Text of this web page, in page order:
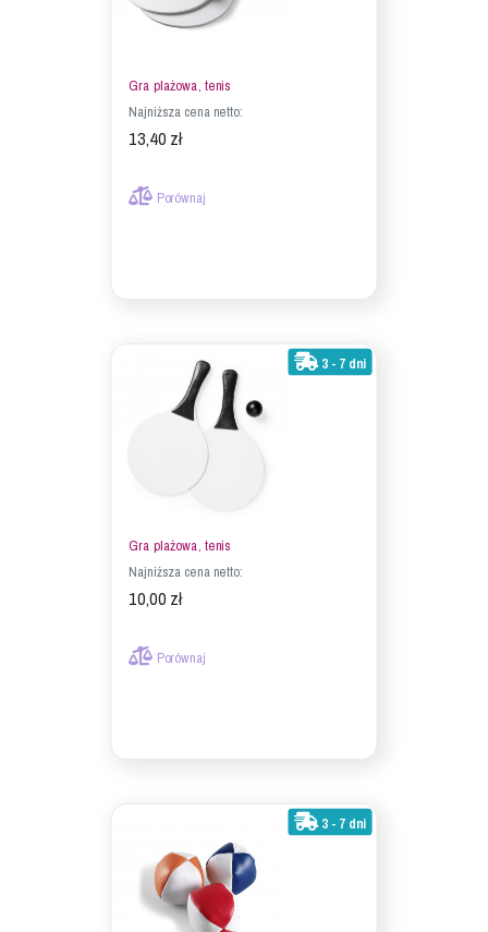
Gra plażowa, tenis
Najniższa cena netto:
13,40 zł
Porównaj
3 - 7 dni
Gra plażowa, tenis
Najniższa cena netto:
10,00 zł
Porównaj
3 - 7 dni